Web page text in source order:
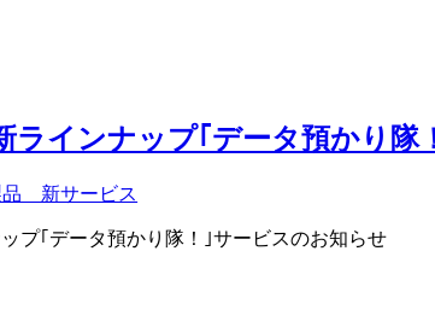
ラインナップ｢データ預かり
新サービス
プ｢データ預かり隊！｣サービスのお知らせ